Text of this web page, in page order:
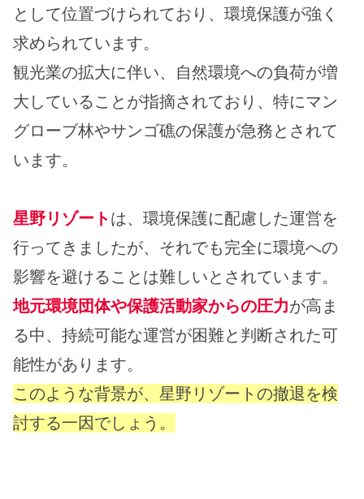
として位置づけられており、環境保護が強く
求められています。
観光業の拡大に伴い、自然環境への負荷が増
大していることが指摘されており、特にマン
グローブ林やサンゴ礁の保護が急務とされて
います。
星野リゾートは、環境保護に配慮した運営を
行ってきましたが、それでも完全に環境への
影響を避けることは難しいとされています。
地元環境団体や保護活動家からの圧力が高ま
る中、持続可能な運営が困難と判断された可
能性があります。
このような背景が、星野リゾートの撤退を検
討する一因でしょう。